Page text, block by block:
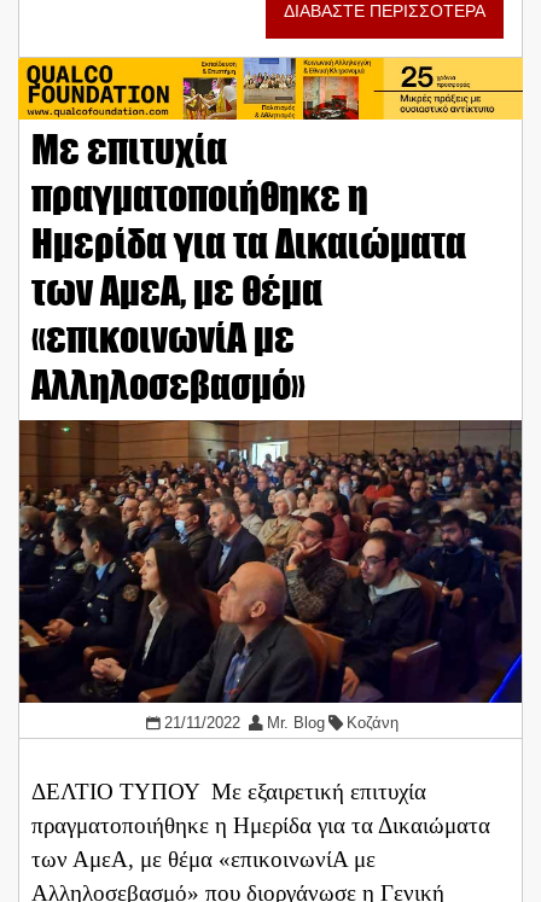
ΔΙΑΒΑΣΤΕ ΠΕΡΙΣΣΟΤΕΡΑ
Με επιτυχία
πραγματοποιήθηκε η
Ημερίδα για τα Δικαιώματα
των ΑμεΑ, με θέμα
«επικοινωνίΑ με
Αλληλοσεβασμό»
21/11/2022 Mr. Blog Κοζάνη
ΔΕΛΤΙΟ ΤΥΠΟΥ Με εξαιρετική επιτυχία
πραγματοποιήθηκε η Ημερίδα για τα Δικαιώματα
των ΑμεΑ, με θέμα «επικοινωνίΑ με
Αλληλοσεβασμό» που διοργάνωσε η Γενική